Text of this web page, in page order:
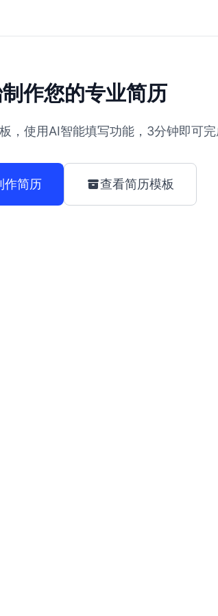
作您的专业简历
，使用AI智能填写功能，3分钟即可
作简历 查看简历模板